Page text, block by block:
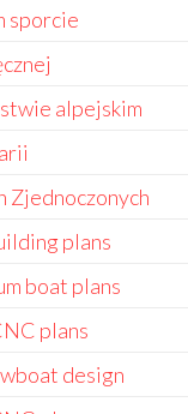
sporcie
alpejskim
Zjednoczonych
plans
boat plans
plans
design